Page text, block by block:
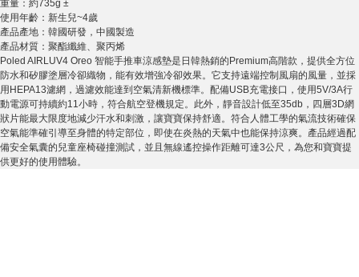
重量：約735g ±
使用年齡：新生兒~4歲
產品產地：韓國研發，中國製造
產品材質：聚酯纖維、聚丙烯
Poled AIRLUV4 Oreo 智能手推車涼感墊是日韓熱銷的Premium高階款，提供全方位
防水和矽膠塗層冷卻織物，能有效增強冷卻效果。它支持遠端控制風扇的風量，並採
用HEPA13濾網，過濾效能達到空氣清新機標準。配備USB充電接口，使用5V/3A行
動電源可持續約11小時，符合航空登機規定。此外，靜音設計低至35db，四層3D網
狀片能最大限度地減少汗水和刺激，讓寶寶保持舒適。符合人體工學的氣流技術確保
空氣能準確引導至身體的特定部位，即使在炎熱的天氣中也能保持涼爽。產品經過配
備安全氣囊的兒童座椅碰撞測試，並且無線遙控操作距離可達3公尺，為您和寶寶提
供更好的使用體驗。